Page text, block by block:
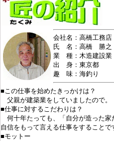
会社名：高橋工務店
氏 名：高橋 勝之
業 種：木造建設業
出 身：東京都
趣 味：海釣り
■この仕事を始めたきっかけは？
父親が建築業をしていましたので。
■仕事に対するこだわりは？
何十年たっても、「自分が造った家
自信をもって言える仕事をすることで
■モットー